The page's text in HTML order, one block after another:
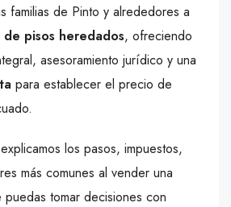
familias de Pinto y alrededores a
pisos heredados, ofreciendo
asesoramiento jurídico y una
para establecer el precio de
los pasos, impuestos,
más comunes al vender una
tomar decisiones con